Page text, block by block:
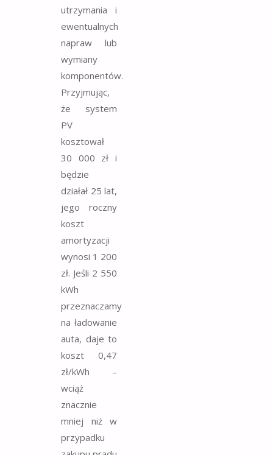
utrzymania i
ewentualnych
napraw lub
wymiany
komponentów.
Przyjmując,
że system
PV
kosztował
30 000 zł i
będzie
działał 25 lat,
jego roczny
koszt
amortyzacji
wynosi 1 200
zł. Jeśli 2 550
kWh
przeznaczamy
na ładowanie
auta, daje to
koszt 0,47
zł/kWh –
wciąż
znacznie
mniej niż w
przypadku